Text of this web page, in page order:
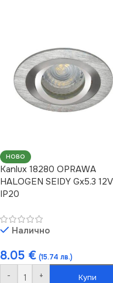
НОВО
Kanlux 18280 OPRAWA
HALOGEN SEIDY Gx5.3 12V
IP20
Налично
8.05 € (15.74 лв.)
- + Купи